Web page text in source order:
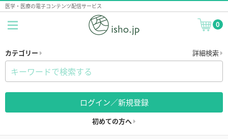
医学・医療の電子コンテンツ配信サービス
0
カテゴリー 詳細検索
ログイン／新規登録
初めての方へ